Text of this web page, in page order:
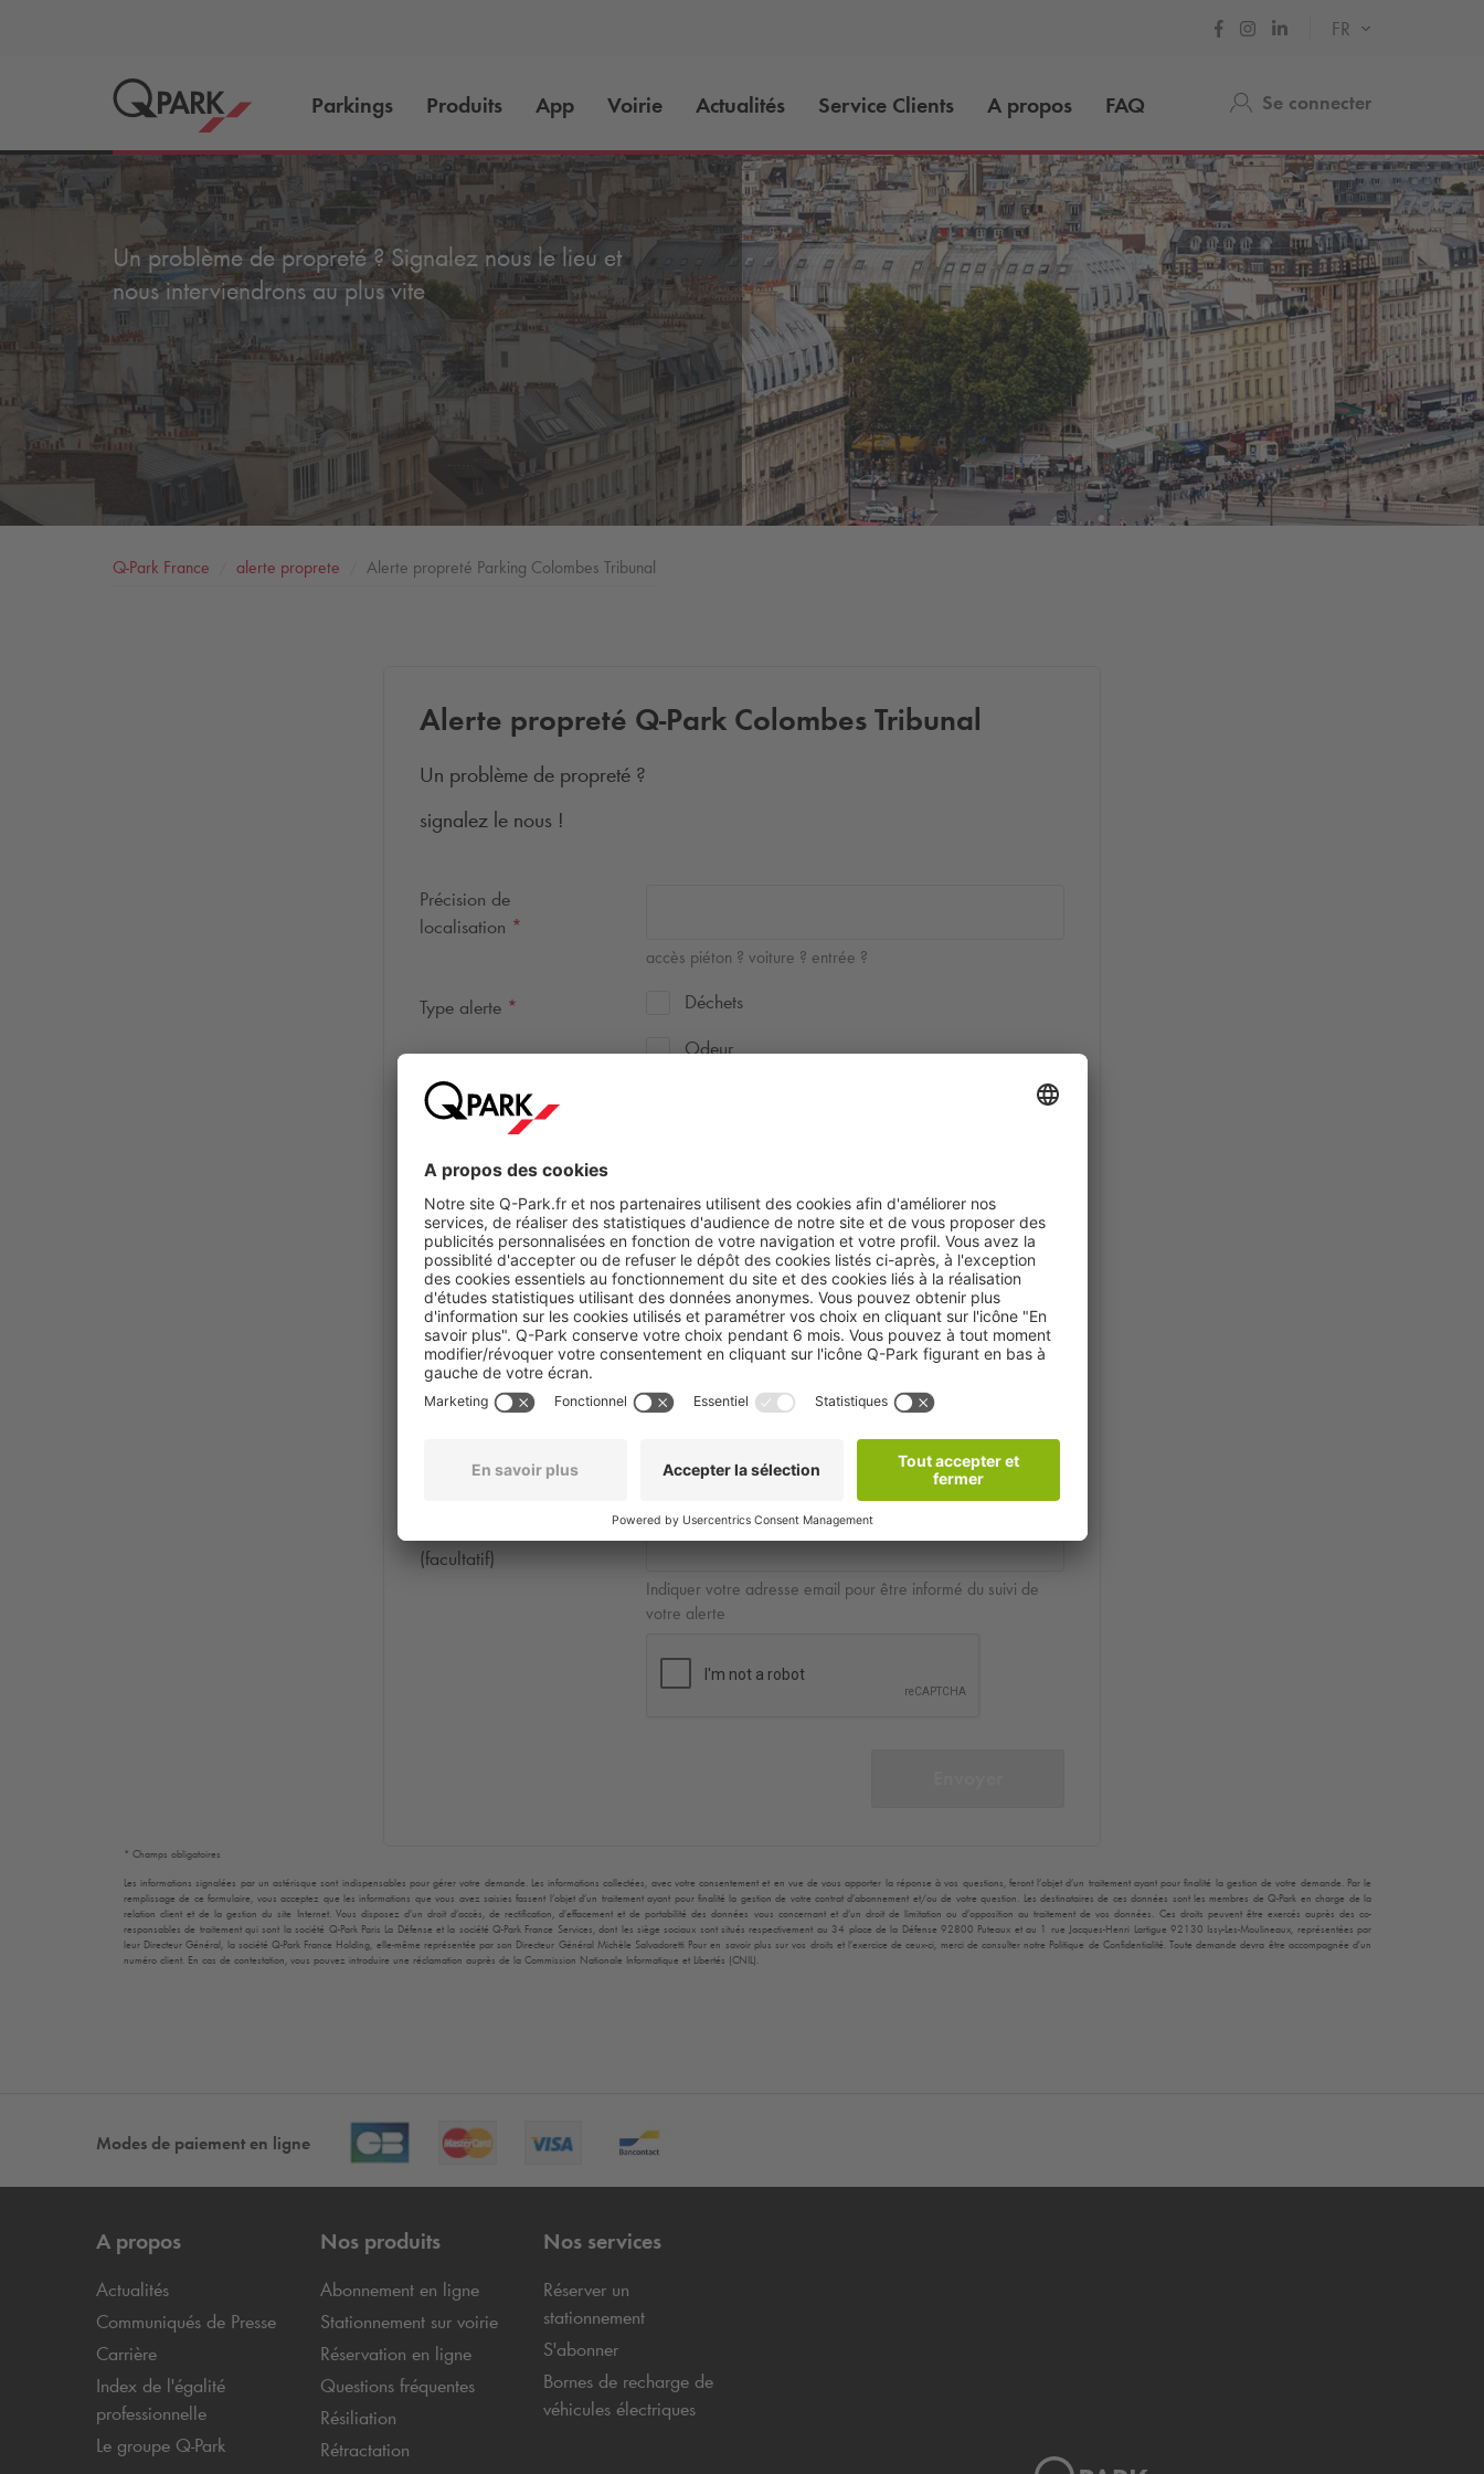
FR
Parkings Produits App Voirie Actualités Service Clients A propos FAQ Se connecter
Un problème de propreté ? Signalez nous le lieu et
nous interviendrons au plus vite
Q-Park France alerte proprete Alerte propreté Parking Colombes Tribunal
Alerte propreté Q-ParkColombes Tribunal
Un problème de propreté ?
signalez le nous !
Précision de
localisation *
accès piéton ? voiture ? entrée ?
Type alerte *
Déchets
Odeur
Photo*
Déposer ici
ou parcourir
documents
(facultatif)
Indiquer votre adresse email pour être informé du suivi de
votre alerte
* Champs obligatoires
Les informations signalées par un astérisque sont indispensables pour gérer votre demande. Les informations collectées, avec votre consentement et en vue de vous apporter la réponse à vos questions, feront l’objet d’un traitement ayant pour finalité la gestion de votre demande. Par le
remplissage de ce formulaire, vous acceptez que les informations que vous avez saisies fassent l’objet d’un traitement ayant pour finalité la gestion de votre contrat d’abonnement et/ou de votre question. Les destinataires de ces données sont les membres deQ-Park en charge de la
relation client et de la gestion du site Internet. Vous disposez d’un droit d’accès, de rectification, d’effacement et de portabilité des données vous concernant et d’un droit de limitation ou d’opposition au traitement de vos données. Ces droits peuvent être exercés auprès des co-
responsables de traitement qui sont la société Q-ParkParis La Défense et la sociétéQ-Park France Services, dont les siège sociaux sont situés respectivement au 34 place de la Défense 92800 Puteaux et au 1 rue Jacques-Henri Lartigue 92130 Issy-Les-Moulineaux, représentées par
leur Directeur Général, la sociétéQ-Park France Holding, elle-même représentée par son Directeur Général Michèle Salvadoretti Pour en savoir plus sur vos droits et l’exercice de ceux-ci, merci de consulter notre Politique de Confidentialité. Toute demande devra être accompagnée d’un
numéro client. En cas de contestation, vous pouvez introduire une réclamation auprès de la Commission Nationale Informatique et Libertés (CNIL).
Modes de paiement en ligne
A propos
Actualités
Communiqués de Presse
Carrière
Index de l'égalité
professionnelle
Le groupe Q-Park
Nos produits
Abonnement en ligne
Stationnement sur voirie
Réservation en ligne
Questions fréquentes
Résiliation
Rétractation
Nos services
Réserver un
stationnement
S'abonner
Bornes de recharge de
véhicules électriques